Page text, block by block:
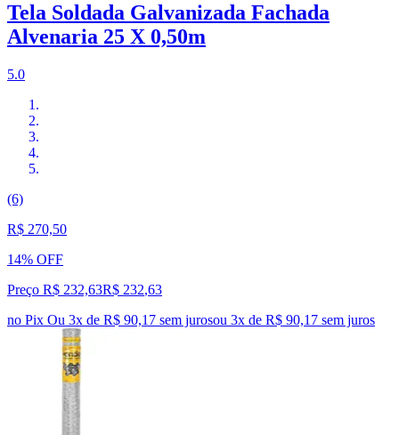
Tela Soldada Galvanizada Fachada
Alvenaria 25 X 0,50m
5.0
(6)
R$ 270,50
14% OFF
Preço R$ 232,63R$ 232,63
no Pix Ou 3x de R$ 90,17 sem jurosou 3x de R$ 90,17 sem juros